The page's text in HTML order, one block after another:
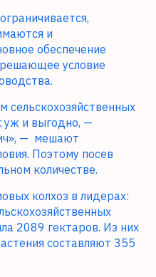
и
обеспечение
условие
уж и выгодно, —
— мешают
Поэтому посев
количестве.
колхоз в лидерах:
2089 гектаров. Из них
составляют 355